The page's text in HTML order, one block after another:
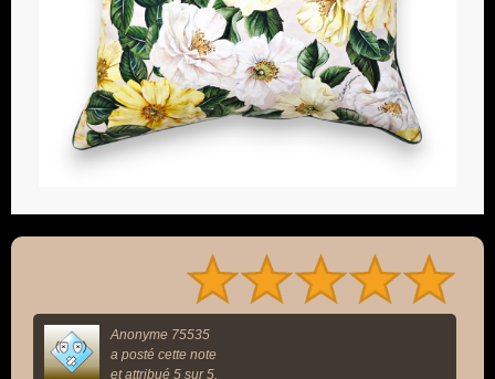
Anonyme 75535
a posté cette note
et attribué 5 sur 5.